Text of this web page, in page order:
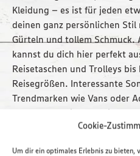
Cookie-
Um dir ein optimales Erlebnis zu bieten,
Kleidung – es ist für jeden
deinen ganz persönlichen
Gürteln und tollem Schmuck.
kannst du dich hier perfekt
Reisetaschen und Trolleys
Reisegrößen. Interessante
Trendmarken wie Vans oder
das umfangreiche Sortiment.